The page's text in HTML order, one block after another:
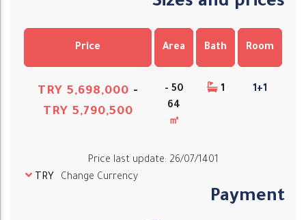
Room
Bath
Area
Price
1+1
1
50 -
64
㎡
TRY 5,698,000 -
TRY 5,790,500
Price last update: 26/07/1401
Change Currency
TRY
Payment